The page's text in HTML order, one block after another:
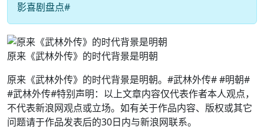
影喜剧盘点#
原来《武林外传》的时代背景是明朝
原来《武林外传》的时代背景是明朝。#武林外传# #明朝#
#武林外传#特别声明：以上文章内容仅代表作者本人观点，
不代表新浪网观点或立场。如有关于作品内容、版权或其它
问题请于作品发表后的30日内与新浪网联系。